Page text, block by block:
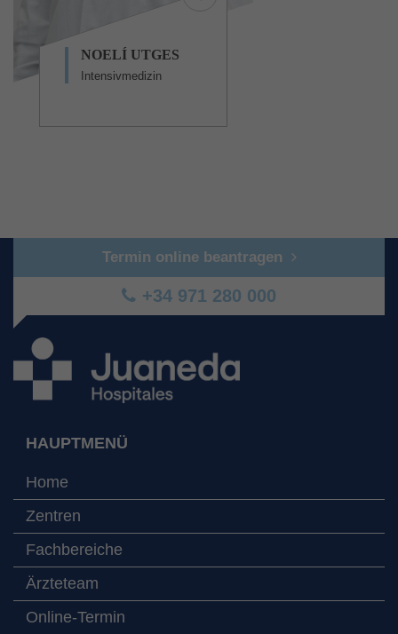
NOELÍ UTGES
Intensivmedizin
Termin online beantragen
+34 971 280 000
HAUPTMENÜ
Home
Zentren
Fachbereiche
Ärzteteam
Online-Termin